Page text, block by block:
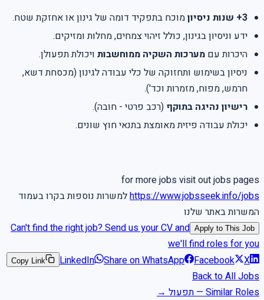
3+ שנות ניסיון
מוכח בתפקיד דומה של גינון או אחזקת שטח.
ידע וניסיון בגינון, כולל זיהוי צמחים, מחלות ומזיקים.
היכרות עם מערכות השקיה ממוחשבות ויכולת תפעולן.
ניסיון בשימוש ותחזוקה של כלי עבודה לגינון (מכסחת דשא,
חרמש, מפוח, מזמרות וכד').
רישיון נהיגה בתוקף (רכב פרטי - חובה).
יכולת עבודה פיזית מאומצת בתנאי חוץ שונים.
for more jobs visit out jobs pages
https://www.jobsseek.info/jobsלמשרות נוספות בקרו בעמוד
המשרות באתר שלנו
Apply to This Job
Can't find the right job? Send us your CV and
we'll find roles for you
LinkedIn
Share on WhatsApp Facebook X
Copy Link
Back to All Jobs
Similar Roles
— תפעול →